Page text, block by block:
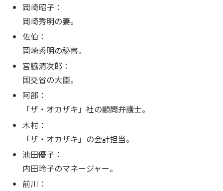
岡崎昭子：
岡崎秀明の妻。
佐伯：
岡崎秀明の秘書。
宮脇清次郎：
国交省の大臣。
阿部：
「ザ・オカザキ」社の顧問弁護士。
木村：
「ザ・オカザキ」の会計担当。
池田優子：
内田玲子のマネージャー。
前川：